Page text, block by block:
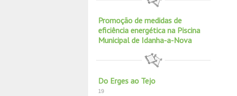
Promoção de medidas de
eficiência energética na Piscina
Municipal de Idanha-a-Nova
Do Erges ao Tejo
19